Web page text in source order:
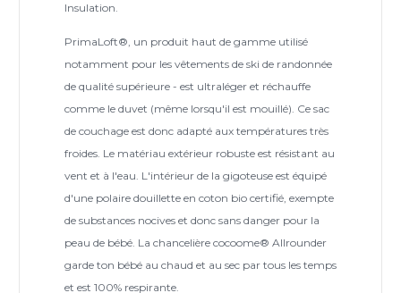
Insulation.
PrimaLoft®, un produit haut de gamme utilisé
notamment pour les vêtements de ski de randonnée
de qualité supérieure - est ultraléger et réchauffe
comme le duvet (même lorsqu'il est mouillé). Ce sac
de couchage est donc adapté aux températures très
froides. Le matériau extérieur robuste est résistant au
vent et à l'eau. L'intérieur de la gigoteuse est équipé
d'une polaire douillette en coton bio certifié, exempte
de substances nocives et donc sans danger pour la
peau de bébé. La chancelière cocoome® Allrounder
garde ton bébé au chaud et au sec par tous les temps
et est 100% respirante.